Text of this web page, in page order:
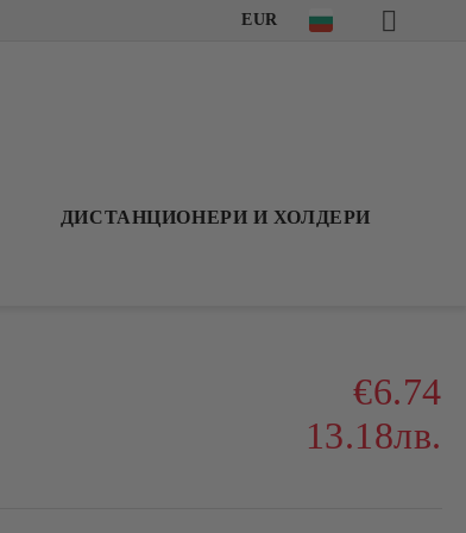
EUR
ДИСТАНЦИОНЕРИ И ХОЛДЕРИ
€6.74
13.18лв.